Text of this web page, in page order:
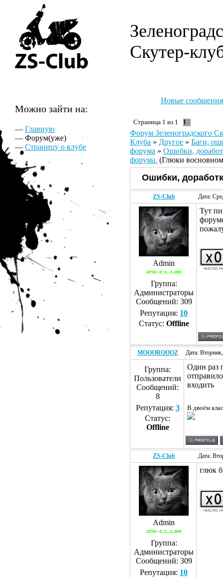
Скутер-
Можно зайти на:
— Главную
— Форум(уже)
— Страницу о клубе
Новые сообщения
Страница 1 из 1 1
Форум Зеленоградского
Клуба » Другое » Баги,
форума » Ошибки,
форума. (Глюки
Ошибки,
ZS-Club Дата:
Admin
Группа:
Администраторы
Сообщений: 309
Репутация: 10
Статус: Offline
Тут
MOOOROOOZ Дата:
Группа:
Пользователи
Сообщений:
8
Репутация: 3
Статус:
Offline
Один раз
входить
В двоём
ZS-Club Дата:
Admin
Группа:
Администраторы
Сообщений: 309
Репутация: 10
глюк